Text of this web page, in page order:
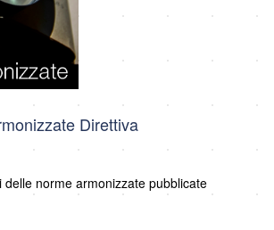
Direttiva
delle norme armonizzate pubblicate